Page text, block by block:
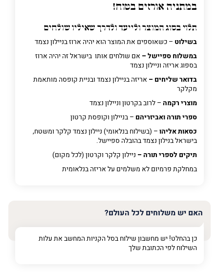
במתניה אורזים בטוח!
תלוי בסוג המוצר ולייעד ולדרך שאיליו שולחים
בשילוט – כשאוספים את המוצר הוא יהיה ארוז בניילון נצמד
במשלוח ספיישל – אם שולחים אותו בישראל זה יהיה ארוז
בספוג אריזה וניילון נצמד
בדואר שליחים – אריזה בניילון נצמד ובניית קופסה מותאמת
מקלקר
מוצרי רקמה – לרוב בקרטון וניילון נצמד
ספרי תורה ואביזריהם – בניילון וקופסת קרטון
כסאות אליהו– (בשילוח בנלאומי) ניילון נצמד קלקר ומשטח,
בישראל בנילון נצמד בהובלה ספיישל.
תיקים לספרי תורה – ניילון קלקר וקרטון (לכל מקום)
במחלקת פרמיוםלא משלמים על אריזה בנלאומית
האם יש משלוחים לכל העולם?
כן בהחלט! יש מחשבון שילוח בסל הקניות המחשב את עלות
השילוח לפי הכתובת שלך